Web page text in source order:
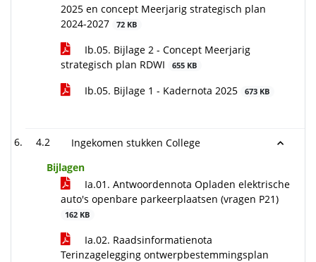
2025 en concept Meerjarig strategisch plan
2024-2027
72 KB
Ib.05. Bijlage 2 - Concept Meerjarig
strategisch plan RDWI
655 KB
Ib.05. Bijlage 1 - Kadernota 2025 673 KB
4.2
Ingekomen stukken College
Bijlagen
Ia.01. Antwoordennota Opladen elektrische
auto's openbare parkeerplaatsen (vragen P21)
162 KB
Ia.02. Raadsinformatienota
Terinzagelegging ontwerpbestemmingsplan